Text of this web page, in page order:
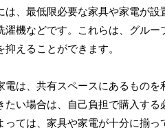
は、最低限必要な家具や家電が
濯機などです。これらは、グル
えることができます。
電は、共有スペースにあるもの
たい場合は、自己負担で購入する
っては、家具や家電が十分に揃